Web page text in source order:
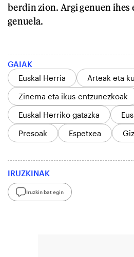
berdin zion. Argi genuen ihes
genuela.
GAIAK
Euskal Herria
Arteak eta
Zinema eta ikus-entzunezkoak
Euskal Herriko gatazka
Presoak
Espetxea
IRUZKINAK
Iruzkin bat egin